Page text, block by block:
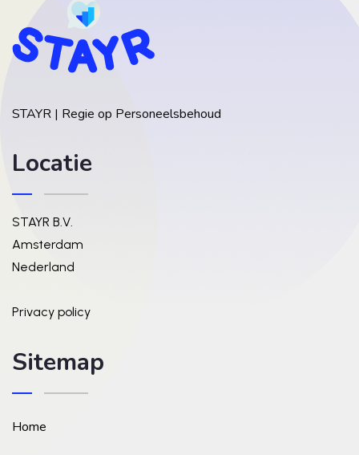
STAYR | Regie op Personeelsbehoud
Locatie
STAYR B.V.
Amsterdam
Nederland
Privacy policy
Sitemap
Home